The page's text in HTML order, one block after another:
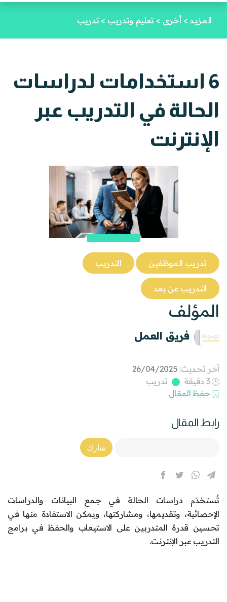
المزيـد > أخرى > تعليم وتدريب > تدريب
6 استخدامات لدراسات
الحالة في التدريب عبر
الإنترنت
تدريب الموظفين التدريب
التدريب عن بعد
المؤلف
فريق العمل
آخر تحديث: 26/04/2025
3 دقيقة
تدريب
حفظ المقال
رابط المقال
Article Link
شارك
تُستخدَم دراسات الحالة في جمع البيانات والدراسات
الإحصائية، وتقديمها، ومشاركتها، ويمكن الاستفادة منها في
تحسين قدرة المتدربين على الاستيعاب والحفظ في برامج
التدريب عبر الإنترنت.